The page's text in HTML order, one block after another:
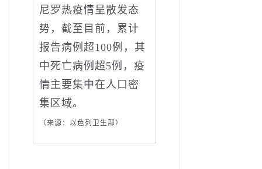
尼罗热疫情呈散发态
势，截至目前，累计
报告病例超100例，其
中死亡病例超5例，疫
情主要集中在人口密
集区域。
（来源：以色列卫生部）